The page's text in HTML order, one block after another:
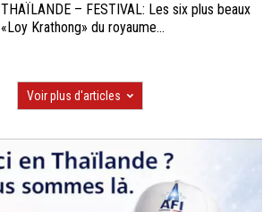
THAÏLANDE – FESTIVAL: Les six plus beaux
«Loy Krathong» du royaume...
Voir plus d'articles